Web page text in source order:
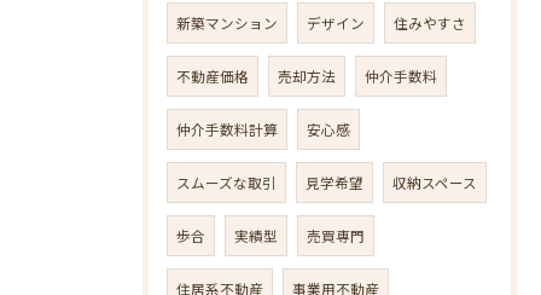
新築マンション デザイン 住みやすさ
不動産価格 売却方法 仲介手数料
仲介手数料計算 安心感
スムーズな取引 見学希望 収納スペース
歩合 実績型 売買専門
住居系不動産 事業用不動産